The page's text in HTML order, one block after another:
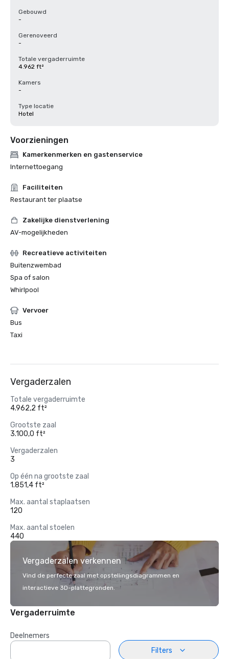
Gebouwd
-
Gerenoveerd
-
Totale vergaderruimte
4.962 ft²
Kamers
-
Type locatie
Hotel
Voorzieningen
Kamerkenmerken en gastenservice
Internettoegang
Faciliteiten
Restaurant ter plaatse
Zakelijke dienstverlening
AV-mogelijkheden
Recreatieve activiteiten
Buitenzwembad
Spa of salon
Whirlpool
Vervoer
Bus
Taxi
Vergaderzalen
Totale vergaderruimte
4.962,2 ft²
Grootste zaal
3.100,0 ft²
Vergaderzalen
3
Op één na grootste zaal
1.851,4 ft²
Max. aantal staplaatsen
120
Max. aantal stoelen
440
Vergaderzalen verkennen
Vind de perfecte zaal met opstellingsdiagrammen en
interactieve 3D-plattegronden.
Vergaderruimte
Deelnemers
Filters